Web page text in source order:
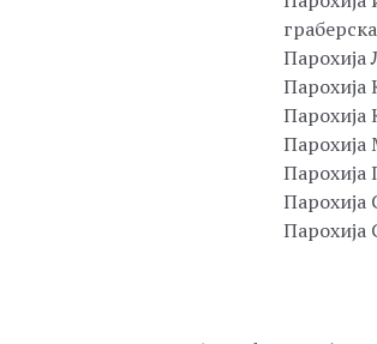
граберска
Парохија
Парохија
Парохија
Парохија
Парохија
Парохија